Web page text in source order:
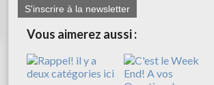
S'inscrire à la newsletter
Vous aimerez aussi :